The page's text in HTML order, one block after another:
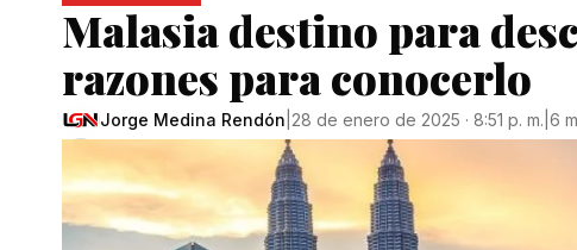
Malasia destino para
razones para conocerlo
Jorge Medina Rendón 28 de enero de 2025 · 8:51 p. m. 6